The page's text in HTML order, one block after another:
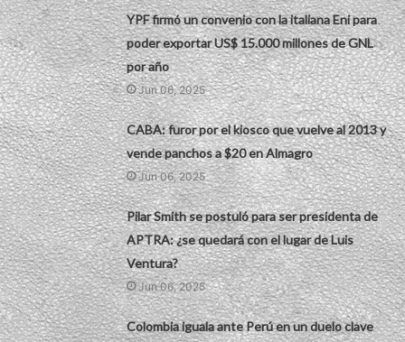
YPF firmó un convenio con la italiana Eni para
poder exportar US$ 15.000 millones de GNL
por año
Jun 06, 2025
CABA: furor por el kiosco que vuelve al 2013 y
vende panchos a $20 en Almagro
Jun 06, 2025
Pilar Smith se postuló para ser presidenta de
APTRA: ¿se quedará con el lugar de Luis
Ventura?
Jun 06, 2025
Colombia iguala ante Perú en un duelo clave